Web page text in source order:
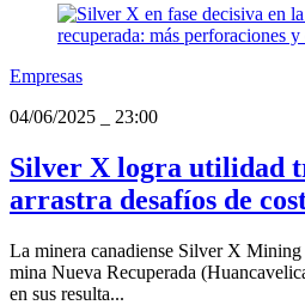
Empresas
04/06/2025
23:00
Silver X logra utilidad
arrastra desafíos de
La minera canadiense Silver X
mina Nueva Recuperada
en sus resulta...